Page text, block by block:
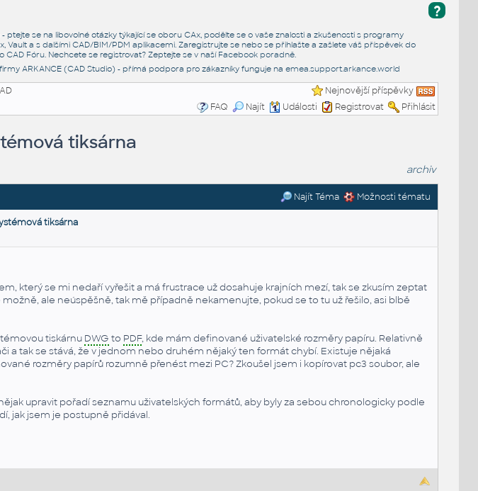
?
ptejte se na libovolné otázky týkající se oboru CAx, podělte se o vaše znalosti a zkušenosti s programy
Vault a s dalšími CAD/BIM/PDM aplikacemi. Zaregistrujte se nebo se přihlašte a zašlete váš příspěvek do
CAD Fóru. Nechcete se registrovat? Zeptejte se v naší Facebook poradně.
ARKANCE (CAD Studio) - přímá podpora pro zákazníky funguje na emea.support.arkance.world
Nejnovější příspěvky
FAQ
Najít Události Registrovat Přihlásit
tiksárna
archiv
Najít Téma Možnosti tématu
tiksárna
který se mi nedaří vyřešit a má frustrace už dosahuje krajních mezí, tak se zkusím zeptat
ale neúspěšně, tak mě případně nekamenujte, pokud se to tu už řešilo, asi blbě
tiskárnu DWG to PDF, kde mám definované uživatelské rozměry papíru. Relativně
a tak se stává, že v jednom nebo druhém nějaký ten formát chybí. Existuje nějaká
rozměry papírů rozumně přenést mezi PC? Zkoušel jsem i kopírovat pc3 soubor, ale
upravit pořadí seznamu uživatelských formátů, aby byly za sebou chronologicky podle
jak jsem je postupně přidával.